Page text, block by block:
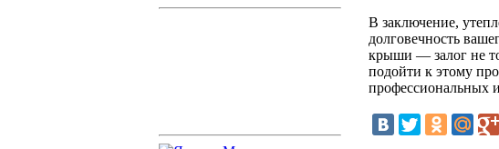
В заключение,
долговечность
крыши — залог не
подойти к этому
профессиональных